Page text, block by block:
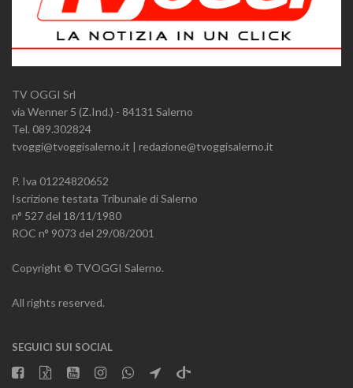
TV OGGI Srl
via Wenner 5 (Z.Ind.) - 84131 Salerno
Tel. 089.302824
tvoggi@tvoggisalerno.it | redazione@tvoggisalerno.it
P. Iva 01224820652
Iscrizione testata Tribunale di Salerno
n° 527 del 18/11/1980
ROC n° 9073 del 29/08/2001
Copyright © TVOGGI Salerno.
All rights reserved.
SEGUICI SUI SOCIAL